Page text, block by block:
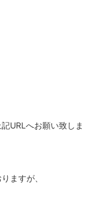
URLへお願い致しま
ますが、